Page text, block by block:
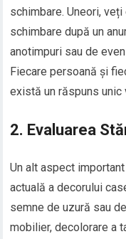
schimbare. Uneori,
schimbare după un
anotimpuri sau de
Fiecare persoană și
există un răspuns unic
2. Evaluarea
Un alt aspect
actuală a decorului
semne de uzură sau
mobilier, decolorare a